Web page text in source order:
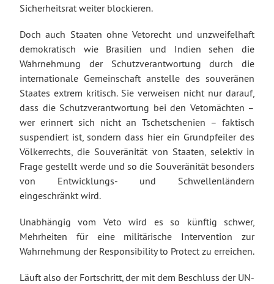
Sicherheitsrat weiter blockieren.
Doch auch Staaten ohne Vetorecht und unzweifelhaft
demokratisch wie Brasilien und Indien sehen die
Wahrnehmung der Schutzverantwortung durch die
internationale Gemeinschaft anstelle des souveränen
Staates extrem kritisch. Sie verweisen nicht nur darauf,
dass die Schutzverantwortung bei den Vetomächten –
wer erinnert sich nicht an Tschetschenien – faktisch
suspendiert ist, sondern dass hier ein Grundpfeiler des
Völkerrechts, die Souveränität von Staaten, selektiv in
Frage gestellt werde und so die Souveränität besonders
von Entwicklungs- und Schwellenländern
eingeschränkt wird.
Unabhängig vom Veto wird es so künftig schwer,
Mehrheiten für eine militärische Intervention zur
Wahrnehmung der Responsibility to Protect zu erreichen.
Läuft also der Fortschritt, der mit dem Beschluss der UN-